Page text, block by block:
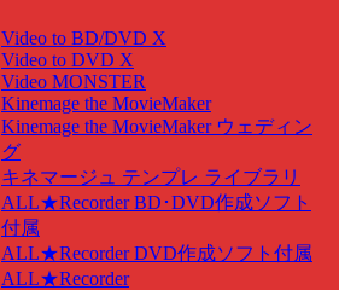
Video to BD/DVD X
Video to DVD X
Video MONSTER
Kinemage the MovieMaker
Kinemage the MovieMaker ウェディン
グ
キネマージュ テンプレ ライブラリ
ALL★Recorder BD･DVD作成ソフト
付属
ALL★Recorder DVD作成ソフト付属
ALL★Recorder